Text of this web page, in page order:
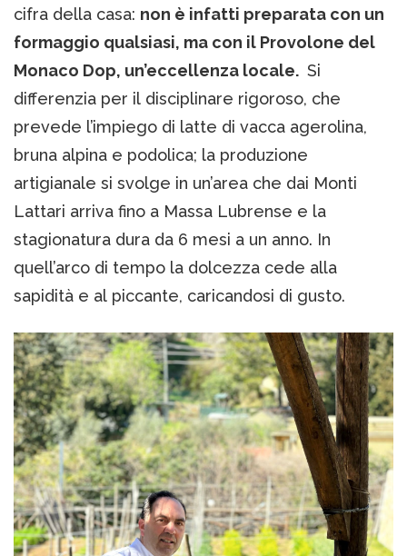
cifra della casa: non è infatti preparata con un
formaggio qualsiasi, ma con il Provolone del
Monaco Dop, un’eccellenza locale. Si
differenzia per il disciplinare rigoroso, che
prevede l’impiego di latte di vacca agerolina,
bruna alpina e podolica; la produzione
artigianale si svolge in un’area che dai Monti
Lattari arriva fino a Massa Lubrense e la
stagionatura dura da 6 mesi a un anno. In
quell’arco di tempo la dolcezza cede alla
sapidità e al piccante, caricandosi di gusto.